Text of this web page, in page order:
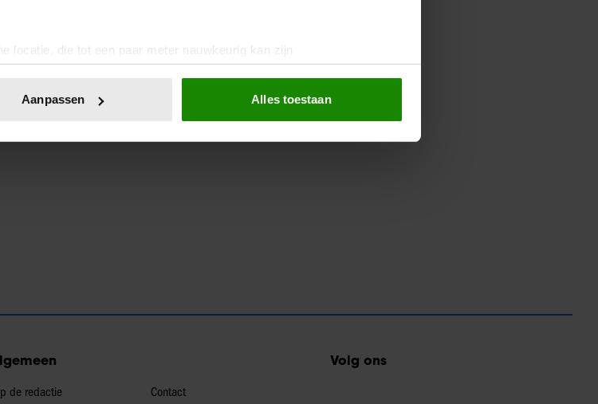
locatie, die tot een paar meter nauwkeurig kan zijn
op specifieke eigenschappen (fingerprinting)
de Cookieverklaring.
personaliseren, om functies voor social media te bieden en om ons
Aanpassen Alles toestaan
de redactie Contact
Volg ons